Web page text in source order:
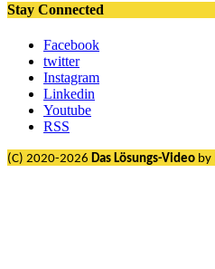
Stay Connected
Facebook
twitter
Instagram
Linkedin
Youtube
RSS
(C) 2020-2026 Das Lösungs-Video by